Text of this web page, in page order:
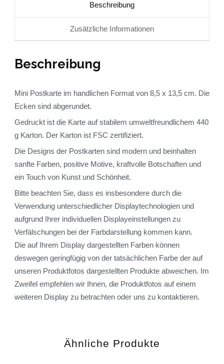
Beschreibung
Zusätzliche Informationen
Beschreibung
Mini Postkarte im handlichen Format von 8,5 x 13,5 cm. Die
Ecken sind abgerundet.
Gedruckt ist die Karte auf stabilem umweltfreundlichem 440
g Karton. Der Karton ist FSC zertifiziert.
Die Designs der Postkarten sind modern und beinhalten
sanfte Farben, positive Motive, kraftvolle Botschaften und
ein Touch von Kunst und Schönheit.
Bitte beachten Sie, dass es insbesondere durch die
Verwendung unterschiedlicher Displaytechnologien und
aufgrund Ihrer individuellen Displayeinstellungen zu
Verfälschungen bei der Farbdarstellung kommen kann.
Die auf Ihrem Display dargestellten Farben können
deswegen geringfügig von der tatsächlichen Farbe der auf
unseren Produktfotos dargestellten Produkte abweichen. Im
Zweifel empfehlen wir Ihnen, die Produktfotos auf einem
weiteren Display zu betrachten oder uns zu kontaktieren.
Ähnliche Produkte